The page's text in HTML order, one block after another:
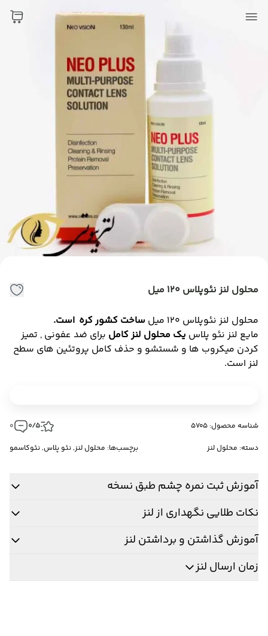
محلول لنز نئوپلاس 120 میل
محلول لنز نئوپلاس 120 میل
ساخت کشور کره است.
مایع لنز نئو پلاس یک محلول لنز کامل برای ضد عفونی , تمیز
کردن میکروب ها و شستشو و حذف کامل پروتئین های سطح
لنز است.
شناسه محصول: 5705 0/5
0
دسته: محلول لنز برچسب‌ها: محلول لنز,نئو پلاس,نئوکاسمو
آموزش ثبت نمره چشم طبق نسخه
نکات طلایی نگهداری از لنز
آموزش گذاشتن و برداشتن لنز
زمان ارسال لنز